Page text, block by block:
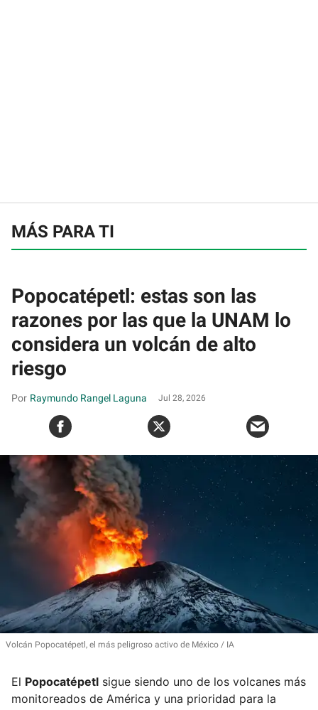
MÁS PARA TI
Popocatépetl: estas son las
razones por las que la UNAM lo
considera un volcán de alto
riesgo
Raymundo Rangel Laguna Jul 28, 2026
Volcán Popocatépetl, el más peligroso activo de México IA
El Popocatépetl sigue siendo uno de los volcanes más
monitoreados de América y una prioridad para la